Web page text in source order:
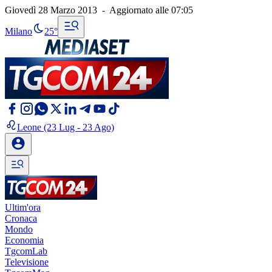
Giovedì 28 Marzo 2013 - Aggiornato alle 07:05
Milano 25°
Leone (23 Lug - 23 Ago)
Ultim'ora
Cronaca
Mondo
Economia
TgcomLab
Televisione